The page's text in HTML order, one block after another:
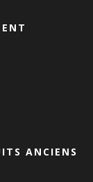
ANCIENS